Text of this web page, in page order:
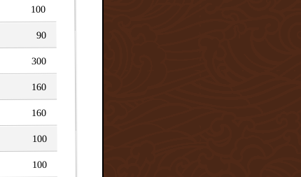
100
90
300
160
160
100
100